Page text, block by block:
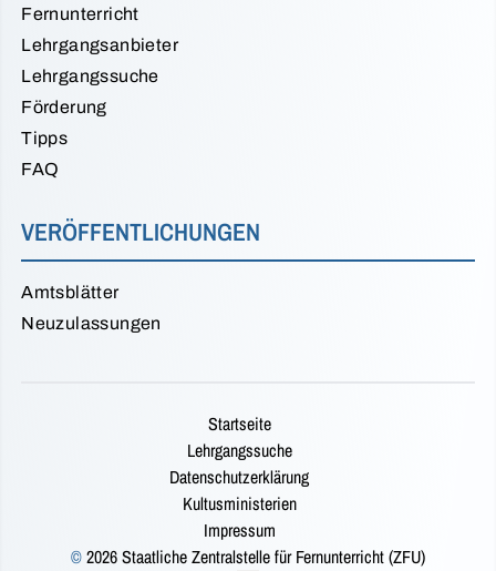
Fernunterricht
Lehrgangsanbieter
Lehrgangssuche
Förderung
Tipps
FAQ
VERÖFFENTLICHUNGEN
Amtsblätter
Neuzulassungen
Startseite
Lehrgangssuche
Datenschutzerklärung
Kultusministerien
Impressum
©2026 Staatliche Zentralstelle für Fernunterricht (ZFU)